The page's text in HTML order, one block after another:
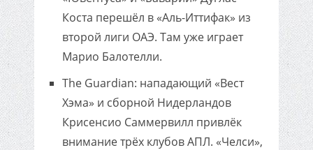
Коста перешёл в «Аль-Иттифак» из
второй лиги ОАЭ. Там уже играет
Марио Балотелли.
The Guardian: нападающий «Вест
Хэма» и сборной Нидерландов
Крисенсио Саммервилл привлёк
внимание трёх клубов АПЛ. «Челси»,